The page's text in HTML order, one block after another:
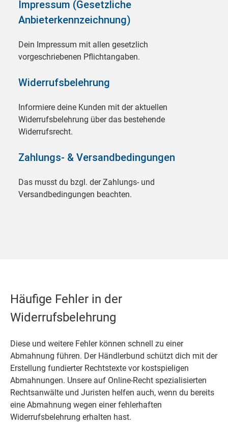
Impressum (Gesetzliche
Anbieterkennzeichnung)
Dein Impressum mit allen gesetzlich
vorgeschriebenen Pflichtangaben.
Widerrufsbelehrung
Informiere deine Kunden mit der aktuellen
Widerrufsbelehrung über das bestehende
Widerrufsrecht.
Zahlungs- & Versandbedingungen
Das musst du bzgl. der Zahlungs- und
Versandbedingungen beachten.
Häufige Fehler in der
Widerrufsbelehrung
Diese und weitere Fehler können schnell zu einer
Abmahnung führen. Der Händlerbund schützt dich mit der
Erstellung fundierter Rechtstexte vor kostspieligen
Abmahnungen. Unsere auf Online-Recht spezialisierten
Rechtsanwälte und Juristen helfen auch, wenn du bereits
eine Abmahnung wegen einer fehlerhaften
Widerrufsbelehrung erhalten hast.